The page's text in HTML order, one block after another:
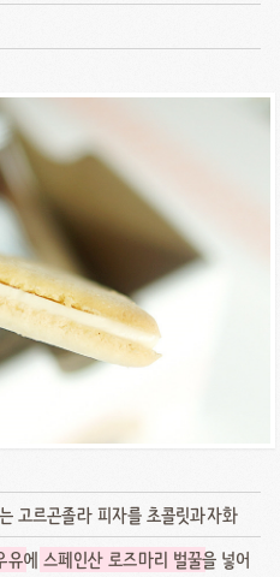
고르곤졸라 피자를 초콜릿과자화
유에 스페인산 로즈마리 벌꿀을 넣어